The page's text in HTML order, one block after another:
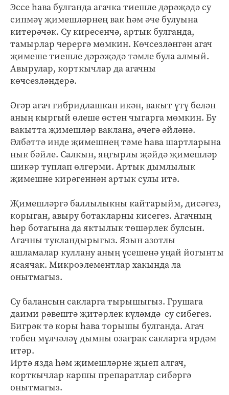
Эссе һава булганда агачка тиешле дәрәҗәдә су
сипмәү җимешләрнең вак һәм әче булуына
китерәчәк. Су киресенчә, артык булганда,
тамырлар черергә мөмкин. Көчсезләнгән агач
җимеше тиешле дәрәҗәдә тәмле була алмый.
Авырулар, корткычлар да агачны
көчсезләндерә.
Әгәр агач гибридлашкан икән, вакыт үтү белән
аның кыргый өлеше өстен чыгарга мөмкин. Бу
вакытта җимешләр ваклана, әчегә әйләнә.
Әлбәттә инде җимешнең тәме һава шартларына
нык бәйле. Салкын, яңгырлы җәйдә җимешләр
шикәр туплап өлгерми. Артык дымлылык
җимешне кирәгеннән артык сулы итә.
Җимешләргә баллылыкны кайтарыйм, дисәгез,
корыган, авыру ботакларны кисегез. Агачның
һәр ботагына да яктылык төшәрлек булсын.
Агачны тукландырыгыз. Язын азотлы
ашламалар куллану аның үсешенә уңай йогынты
ясаячак. Микроэлементлар хакында ла
онытмагыз.
Су балансын сакларга тырышыгыз. Грушага
даими рәвештә җитәрлек күләмдә су сибегез.
Бигрәк тә коры һава торышы булганда. Агач
төбен мүлчәләү дымны озаграк сакларга ярдәм
итәр.
Иртә язда һәм җимешләрне җыеп алгач,
корткычлар каршы препаратлар сибәргә
онытмагыз.